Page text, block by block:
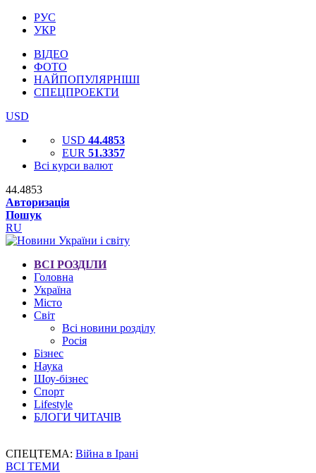
РУС
УКР
ВІДЕО
ФОТО
НАЙПОПУЛЯРНІШІ
СПЕЦПРОЕКТИ
USD
USD 44.4853
EUR 51.3357
Всі курси валют
44.4853
Авторизація
Пошук
RU
ВСІ РОЗДІЛИ
Головна
Україна
Місто
Світ
Всі новини розділу
Росія
Бізнес
Наука
Шоу-бізнес
Спорт
Lifestyle
БЛОГИ ЧИТАЧІВ
СПЕЦТЕМА: Війна в Ірані
ВСІ ТЕМИ